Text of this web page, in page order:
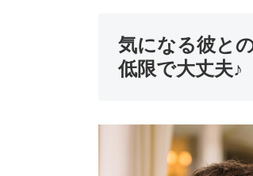
気になる彼と
低限で大丈夫♪